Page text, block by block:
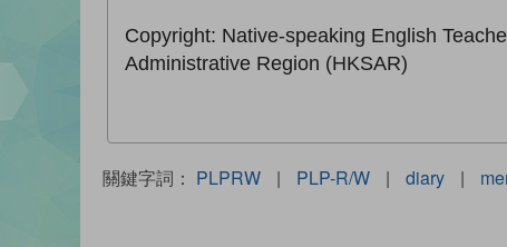
Copyright: Native-speaking English
Administrative Region (HKSAR)
關鍵字詞： PLPRW | PLP-R/W | diary |